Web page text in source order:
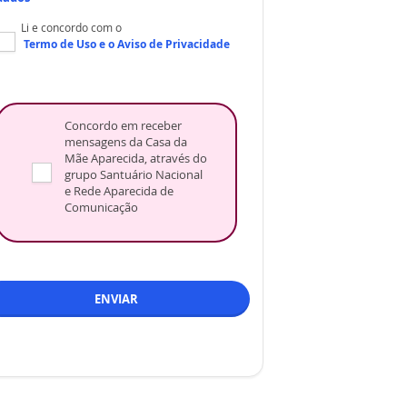
Li e concordo com o
Termo de Usoe oAviso de Privacidade
Concordo em receber
mensagens da Casa da
Mãe Aparecida, através do
grupo Santuário Nacional
e Rede Aparecida de
Comunicação
ENVIAR